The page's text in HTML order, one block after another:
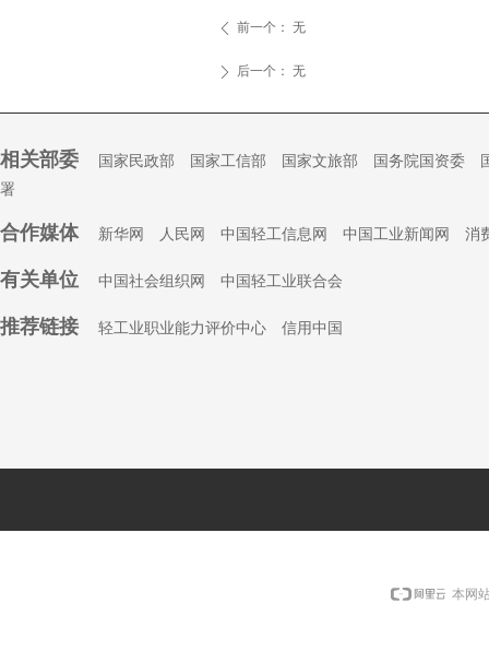
ꄴ 前一个： 无
ꄲ 后一个： 无
相关部委 国家民政部 国家工信部 国家文旅部 国务院国资委
署
合作媒体 新华网 人民网 中国轻工信息网 中国工业新闻网 消
有关单位 中国社会组织网 中国轻工业联合会
推荐链接 轻工业职业能力评价中心 信用中国
本网